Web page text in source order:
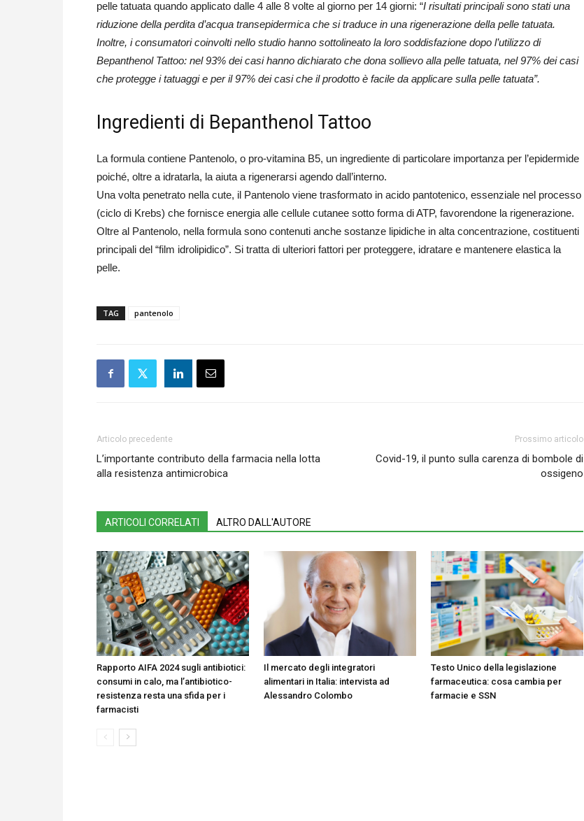
pelle tatuata quando applicato dalle 4 alle 8 volte al giorno per 14 giorni: “I risultati principali sono stati una
riduzione della perdita d’acqua transepidermica che si traduce in una rigenerazione della pelle tatuata.
Inoltre, i consumatori coinvolti nello studio hanno sottolineato la loro soddisfazione dopo l’utilizzo di
Bepanthenol Tattoo: nel 93% dei casi hanno dichiarato che dona sollievo alla pelle tatuata, nel 97% dei casi
che protegge i tatuaggi e per il 97% dei casi che il prodotto è facile da applicare sulla pelle tatuata”.
Ingredienti di Bepanthenol Tattoo
La formula contiene Pantenolo, o pro-vitamina B5, un ingrediente di particolare importanza per l’epidermide
poiché, oltre a idratarla, la aiuta a rigenerarsi agendo dall’interno.
Una volta penetrato nella cute, il Pantenolo viene trasformato in acido pantotenico, essenziale nel processo
(ciclo di Krebs) che fornisce energia alle cellule cutanee sotto forma di ATP, favorendone la rigenerazione.
Oltre al Pantenolo, nella formula sono contenuti anche sostanze lipidiche in alta concentrazione, costituenti
principali del “film idrolipidico”. Si tratta di ulteriori fattori per proteggere, idratare e mantenere elastica la
pelle.
TAG pantenolo
Articolo precedente
L’importante contributo della farmacia nella lotta
alla resistenza antimicrobica
Prossimo articolo
Covid-19, il punto sulla carenza di bombole di
ossigeno
ARTICOLI CORRELATI ALTRO DALL'AUTORE
Rapporto AIFA 2024 sugli antibiotici:
consumi in calo, ma l’antibiotico-
resistenza resta una sfida per i
farmacisti
Il mercato degli integratori
alimentari in Italia: intervista ad
Alessandro Colombo
Testo Unico della legislazione
farmaceutica: cosa cambia per
farmacie e SSN